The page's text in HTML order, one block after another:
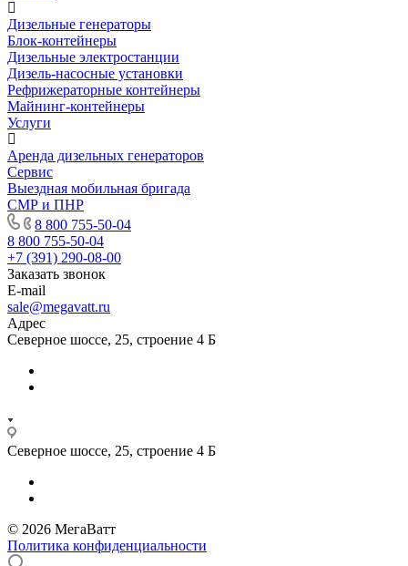
Дизельные генераторы
Блок-контейнеры
Дизельные электростанции
Дизель-насосные установки
Рефрижераторные контейнеры
Майнинг-контейнеры
Услуги
Аренда дизельных генераторов
Сервис
Выездная мобильная бригада
СМР и ПНР
8 800 755-50-04
8 800 755-50-04
+7 (391) 290-08-00
Заказать звонок
E-mail
sale@megavatt.ru
Адрес
Северное шоссе, 25, строение 4 Б
Северное шоссе, 25, строение 4 Б
© 2026 МегаВатт
Политика конфиденциальности